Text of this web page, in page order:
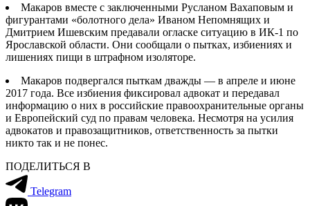
Макаров вместе с заключенными Русланом Вахаповым и
фигурантами «болотного дела» Иваном Непомнящих и
Дмитрием Ишевским предавали огласке ситуацию в ИК-1 по
Ярославской области. Они сообщали о пытках, избиениях и
лишениях пищи в штрафном изоляторе.
Макаров подвергался пыткам дважды — в апреле и июне
2017 года. Все избиения фиксировал адвокат и передавал
информацию о них в российские правоохранительные органы
и Европейский суд по правам человека. Несмотря на усилия
адвокатов и правозащитников, ответственность за пытки
никто так и не понес.
ПОДЕЛИТЬСЯ В
Telegram